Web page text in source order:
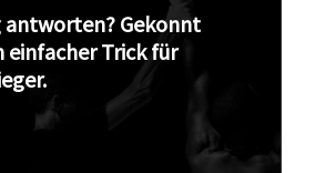
Gekonnt
einfacher Trick für